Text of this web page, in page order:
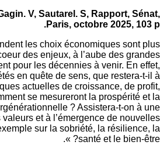
Gagin. V, Sautarel. S, Rapport,
Paris, octobre 2025,
tendent les choix économiques sont
coeur des enjeux, à l’aube des
pour les décennies à venir. En
en quête de sens, que
logiques actuelles de croissance, de
se mesureront la prospérité
? Assistera-t-on
valeurs et à l’émergence de
exemple sur la sobriété, la
santé et le bien-